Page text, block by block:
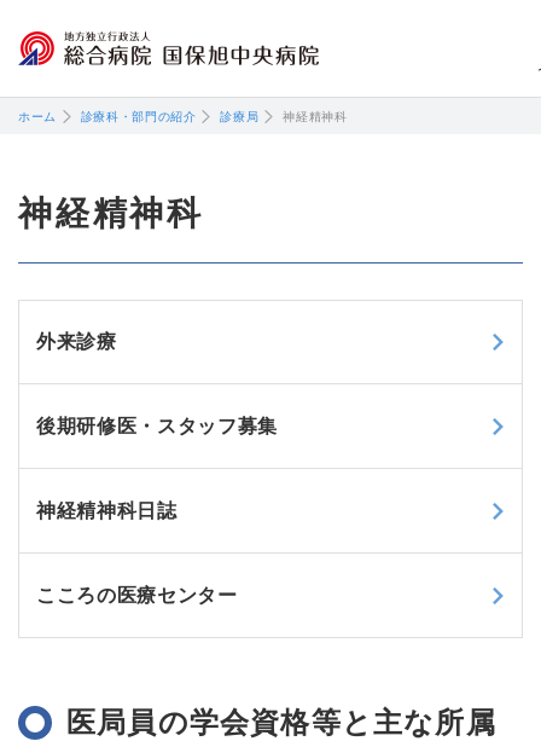
ホーム 診療科・部門の紹介 診療局 神経精神科
神経精神科
外来診療
後期研修医・スタッフ募集
神経精神科日誌
こころの医療センター
医局員の学会資格等と主な所属